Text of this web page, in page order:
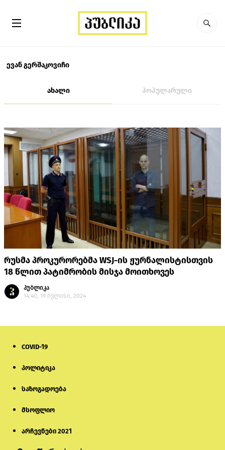
ევან გერშაკოვიჩი
ახალი პოპულარული
რუსმა პროკურორებმა WSJ-ის ჟურნალისტისთვის
18 წლით პატიმრობის მისჯა მოითხოვეს
პუბლიკა
14:40, 19 ივლისი, 2024
COVID-19
პოლიტიკა
საზოგადოება
მსოფლიო
არჩევნები 2021